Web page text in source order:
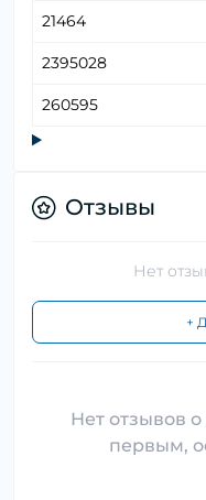
21464
2395028
260595
Отзывы
Нет
+
Нет отзывов
первым,